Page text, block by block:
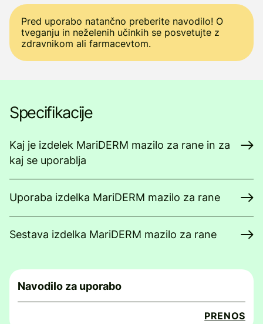
Pred uporabo natančno preberite navodilo! O
tveganju in neželenih učinkih se posvetujte z
zdravnikom ali farmacevtom.
Specifikacije
Kaj je izdelek MariDERM mazilo za rane in za
kaj se uporablja
Uporaba izdelka MariDERM mazilo za rane
Sestava izdelka MariDERM mazilo za rane
Navodilo za uporabo
PRENOS